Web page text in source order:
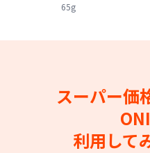
65g
スーパー価
利用して